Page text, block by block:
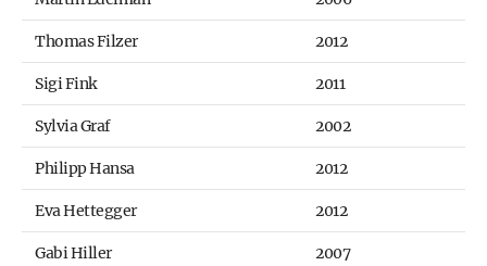
Thomas Filzer 2012
Sigi Fink 2011
Sylvia Graf 2002
Philipp Hansa 2012
Eva Hettegger 2012
Gabi Hiller 2007